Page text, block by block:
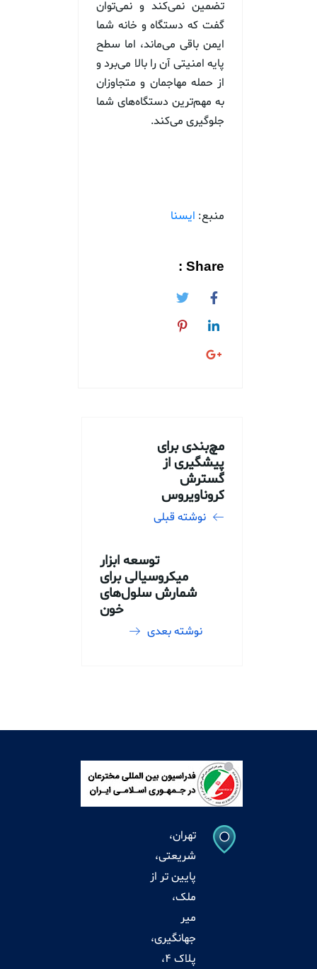
تضمین نمی‌کند و نمی‌توان
گفت که دستگاه و خانه شما
ایمن باقی می‌ماند، اما سطح
پایه امنیتی آن را بالا می‌برد و
از حمله مهاجمان و متجاوزان
به مهم‌ترین دستگاه‌های شما
جلوگیری می‌کند.
منبع: ایسنا
Share :
مچ‌بندی برای
پیشگیری از
گسترش
کروناویروس
نوشته قبلی
توسعه ابزار
میکروسیالی برای
شمارش سلول‌های
خون
نوشته بعدی
تهران،
شریعتی،
پایین تر از
ملک،
میر
جهانگیری،
پلاک 4،